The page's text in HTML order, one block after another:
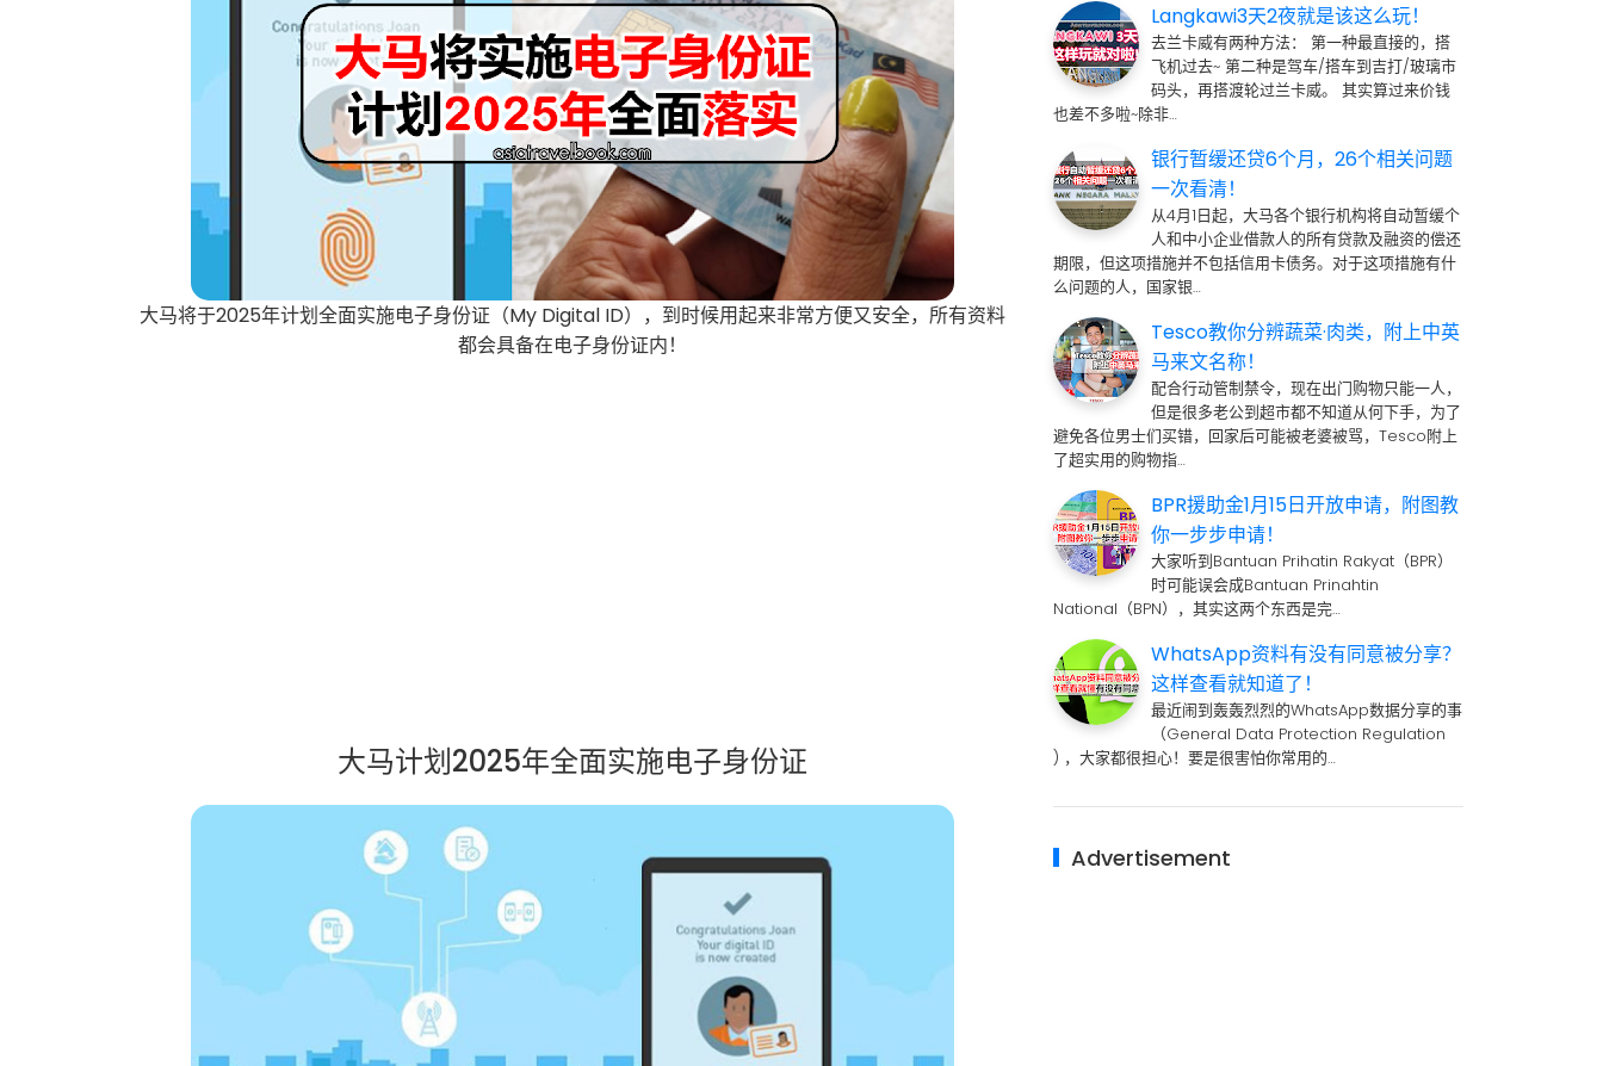
大马将于2025年计划全面实施电子身份证（My Digital ID），到时候用起来非常方便又安全，所有资料
都会具备在电子身份证内！
大马计划2025年全面实施电子身份证
Langkawi3天2夜就是该这么玩！
去兰卡威有两种方法： 第一种最直接的，搭
飞机过去~ 第二种是驾车/搭车到吉打/玻璃市
码头，再搭渡轮过兰卡威。 其实算过来价钱
也差不多啦~除非…
银行暂缓还贷6个月，26个相关问题
一次看清！
从4月1日起，大马各个银行机构将自动暂缓个
人和中小企业借款人的所有贷款及融资的偿还
期限，但这项措施并不包括信用卡债务。对于这项措施有什
么问题的人，国家银…
Tesco教你分辨蔬菜·肉类，附上中英
马来文名称！
配合行动管制禁令，现在出门购物只能一人，
但是很多老公到超市都不知道从何下手，为了
避免各位男士们买错，回家后可能被老婆被骂，Tesco附上
了超实用的购物指…
BPR援助金1月15日开放申请，附图教
你一步步申请！
大家听到Bantuan Prihatin Rakyat（BPR）
时可能误会成Bantuan Prinahtin
National（BPN），其实这两个东西是完…
WhatsApp资料有没有同意被分享？
这样查看就知道了！
最近闹到轰轰烈烈的WhatsApp数据分享的事
（General Data Protection Regulation
) ，大家都很担心！要是很害怕你常用的…
Advertisement